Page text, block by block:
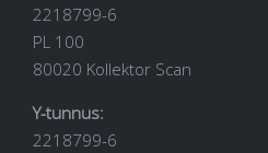
2218799-6
PL 100
80020 Kollektor Scan
Y-tunnus:
2218799-6